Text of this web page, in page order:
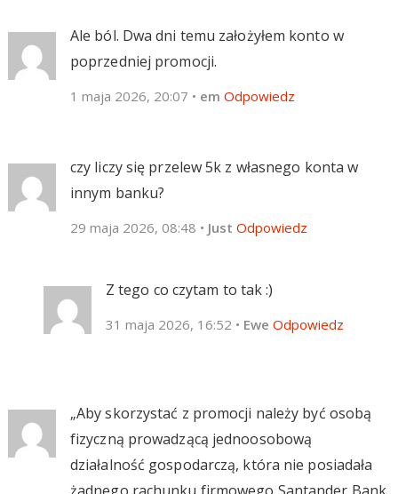
Ale ból. Dwa dni temu założyłem konto w
poprzedniej promocji.
1 maja 2026, 20:07 • em Odpowiedz
czy liczy się przelew 5k z własnego konta w
innym banku?
29 maja 2026, 08:48 • Just Odpowiedz
Z tego co czytam to tak :)
31 maja 2026, 16:52 • Ewe Odpowiedz
„Aby skorzystać z promocji należy być osobą
fizyczną prowadzącą jednoosobową
działalność gospodarczą, która nie posiadała